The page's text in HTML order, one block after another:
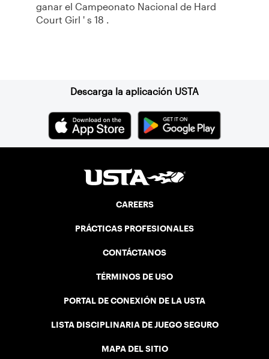
ganar el Campeonato Nacional de Hard
Court Girl ' s 18 .
Descarga la aplicación USTA
CAREERS
PRÁCTICAS PROFESIONALES
CONTÁCTANOS
TÉRMINOS DE USO
PORTAL DE CONEXIÓN DE LA USTA
LISTA DISCIPLINARIA DE JUEGO SEGURO
MAPA DEL SITIO